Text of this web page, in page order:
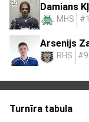
Damians
MHS
Arsenijs
RHS
Turnīra tabula